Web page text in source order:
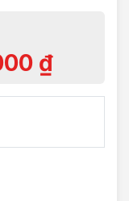
₫
lượng